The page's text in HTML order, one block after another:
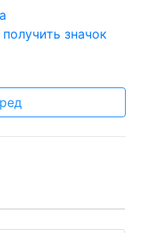
значок